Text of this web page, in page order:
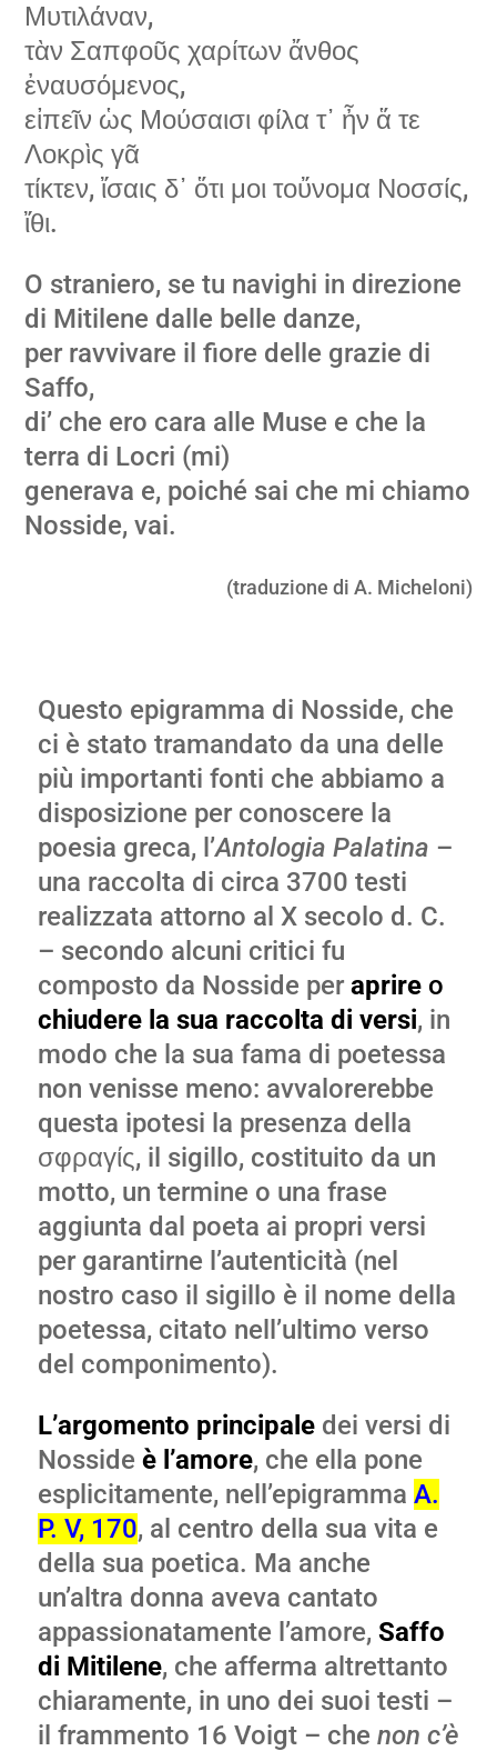
Μυτιλάναν,
τὰν Σαπφοῦς χαρίτων ἄνθος
ἐναυσόμενος,
εἰπεῖν ὡς Μούσαισι φίλα τ᾽ ἦν ἅ τε
Λοκρὶς γᾶ
τίκτεν, ἴσαις δ᾽ ὅτι μοι τοὔνομα Νοσσίς,
ἴθι.
O straniero, se tu navighi in direzione
di Mitilene dalle belle danze,
per ravvivare il fiore delle grazie di
Saffo,
di’ che ero cara alle Muse e che la
terra di Locri (mi)
generava e, poiché sai che mi chiamo
Nosside, vai.
(traduzione di A. Micheloni)
Questo epigramma di Nosside, che
ci è stato tramandato da una delle
più importanti fonti che abbiamo a
disposizione per conoscere la
poesia greca, l’Antologia Palatina –
una raccolta di circa 3700 testi
realizzata attorno al X secolo d. C.
– secondo alcuni critici fu
composto da Nosside peraprireo
chiudere la sua raccolta di versi, in
modo che la sua fama di poetessa
non venisse meno: avvalorerebbe
questa ipotesi la presenza della
σφραγίς, il sigillo, costituito da un
motto, un termine o una frase
aggiunta dal poeta ai propri versi
per garantirne l’autenticità (nel
nostro caso il sigillo è il nome della
poetessa, citato nell’ultimo verso
del componimento).
L’argomento principale dei versi di
Nosside è l’amore, che ella pone
esplicitamente, nell’epigramma A.
P. V, 170, al centro della sua vita e
della sua poetica. Ma anche
un’altra donna aveva cantato
appassionatamente l’amore, Saffo
di Mitilene, che afferma altrettanto
chiaramente, in uno dei suoi testi –
il frammento 16 Voigt – che non c’è